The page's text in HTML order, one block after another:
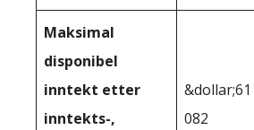
Maksimal
disponibel
inntekt etter
inntekts-,
&dollar;61
082